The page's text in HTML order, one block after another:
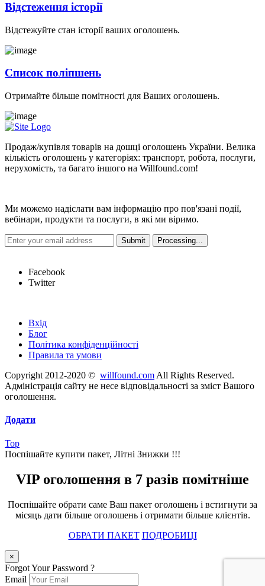
Відстеження історії
Відстежуйте стан історії ваших оголошень.
Список поліпшень
Отримайте більше помітності для Ваших оголошень.
Продаж/купівля товарів на дошці оголошень України. Велика
кількість оголошень у категоріях: транспорт, робота, послуги,
нерухомість, та багато іншого на Willfound.com!
Ми можемо надіслати вам інформацію про пов'язані події,
вебінари, продукти та послуги, в які ми віримо.
Facebook
Twitter
Вхід
Блог
Політика конфіденційності
Правила та умови
Copyright 2012-2020 © willfound.com All Rights Reserved.
Адміністрація сайту не несе відповідальності за зміст Вашого
оголошення.
Додати
Top
Поспішайте купити пакет, Літні Знижки !!!
VIP оголошення в 7 разів помітніше
Поспішайте обрати саме Ваш пакет оголошень і встигнути за
місяць дати більше оголошень і отримати більше клієнтів.
ОБРАТИ ПАКЕТ ПОДРОБИЦІ
×
Forgot Your Password ?
Email